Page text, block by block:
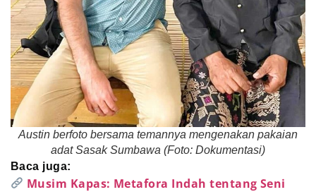
Austin berfoto bersama temannya mengenakan pakaian
adat Sasak Sumbawa (Foto: Dokumentasi)
Baca juga:
Musim Kapas: Metafora Indah tentang Seni